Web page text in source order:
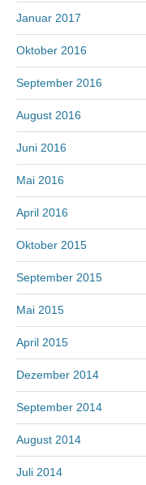
Januar 2017
Oktober 2016
September 2016
August 2016
Juni 2016
Mai 2016
April 2016
Oktober 2015
September 2015
Mai 2015
April 2015
Dezember 2014
September 2014
August 2014
Juli 2014